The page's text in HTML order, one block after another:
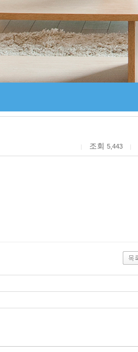
조회 5,443